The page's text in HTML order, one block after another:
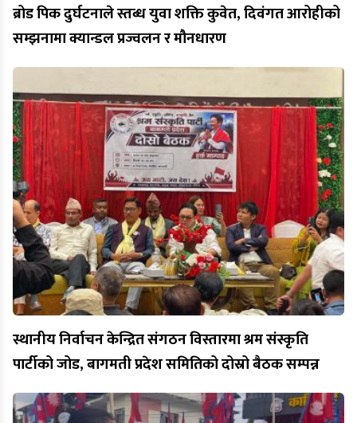
ब्रोड पिक दुर्घटनाले स्तब्ध युवा शक्ति कुवेत, दिवंगत आरोहीको
सम्झनामा क्यान्डल प्रज्वलन र मौनधारण
स्थानीय निर्वाचन केन्द्रित संगठन विस्तारमा श्रम संस्कृति
पार्टीको जोड, बागमती प्रदेश समितिको दोस्रो बैठक सम्पन्न